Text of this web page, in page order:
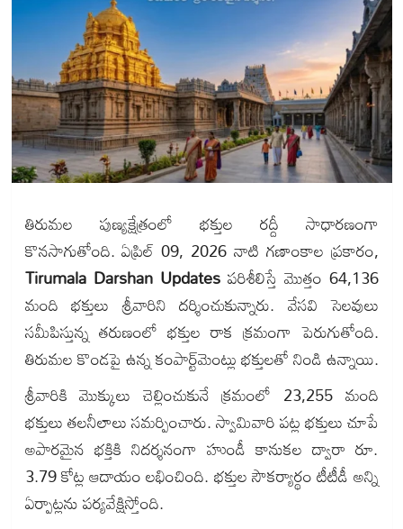
తిరుమల పుణ్యక్షేత్రంలో భక్తుల రద్దీ సాధారణంగా
కొనసాగుతోంది. ఏప్రిల్ 09, 2026 నాటి గణాంకాల ప్రకారం,
Tirumala Darshan Updatesపరిశీలిస్తే మొత్తం 64,136
మంది భక్తులు శ్రీవారిని దర్శించుకున్నారు. వేసవి సెలవులు
సమీపిస్తున్న తరుణంలో భక్తుల రాక క్రమంగా పెరుగుతోంది.
తిరుమల కొండపై ఉన్న కంపార్ట్‌మెంట్లు భక్తులతో నిండి ఉన్నాయి.
శ్రీవారికి మొక్కులు చెల్లించుకునే క్రమంలో 23,255 మంది
భక్తులు తలనీలాలు సమర్పించారు. స్వామివారి పట్ల భక్తులు చూపే
అపారమైన భక్తికి నిదర్శనంగా హుండీ కానుకల ద్వారా రూ.
3.79 కోట్ల ఆదాయం లభించింది. భక్తుల సౌకర్యార్థం టీటీడీ అన్ని
ఏర్పాట్లను పర్యవేక్షిస్తోంది.